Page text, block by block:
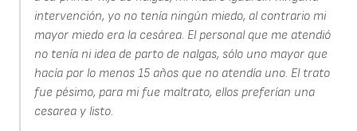
intervención, yo no tenía ningún miedo, al contrario mi
mayor miedo era la cesárea. El personal que me atendió
no tenía ni idea de parto de nalgas, sólo uno mayor que
hacía por lo menos 15 años que no atendía uno. El trato
fue pésimo, para mi fue maltrato, ellos preferían una
cesarea y listo.